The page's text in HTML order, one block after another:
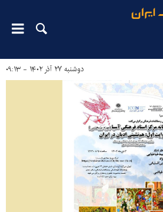
دوشنبه ۲۷ آذر ۱۴۰۲ - ۰۹:۱۳